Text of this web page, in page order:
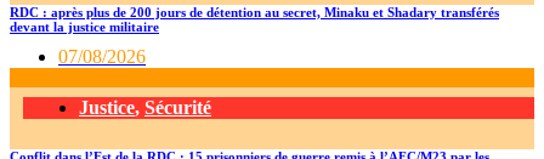
RDC : après plus de 200 jours de détention au secret, Minaku et Shadary transférés
devant la justice militaire
07/08/2026
Justice, Sécurité